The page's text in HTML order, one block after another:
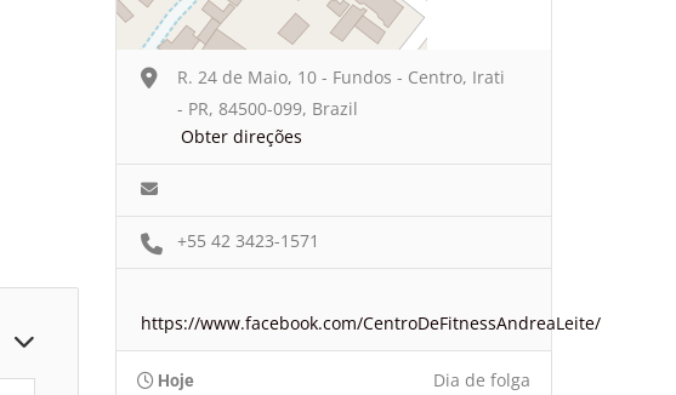
R. 24 de Maio, 10 - Fundos - Centro, Irati
- PR, 84500-099, Brazil
Obter direções
+55 42 3423-1571
https://www.facebook.com/CentroDeFitnessAndreaLeite/
Hoje Dia de folga